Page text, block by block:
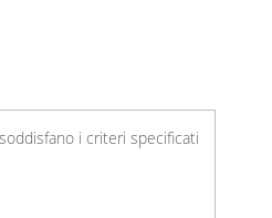
i criteri specificati